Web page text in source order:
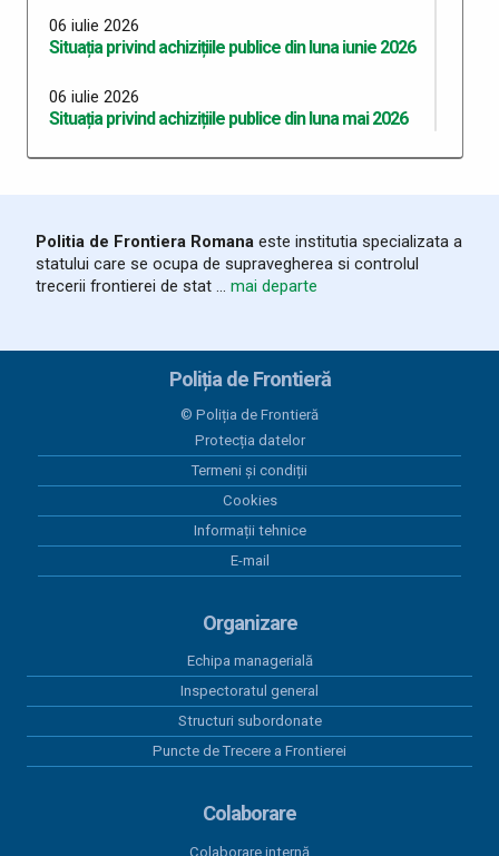
06 iulie 2026
Situația privind achizițiile publice din luna iunie 2026
06 iulie 2026
Situația privind achizițiile publice din luna mai 2026
06 iulie 2026
Situația privind achizițiile publice din luna martie
2026
Program Anual Achiziții Publice 2026 - versiunea 06
Programul Anual al Achizițiilor Publice 2026 -
Centralizatorul achizițiilor publice finalizate prin
încheieri de contracte cu valoare peste 5.000 euro
în perioada 01.01.2026-31.03.2026
Program anual achiziții publice 2026 - versiunea 01
Program anual achiziții publice 2026 - versiunea 04
Politia de Frontiera Romana este institutia specializata a
statului care se ocupa de supravegherea si controlul
trecerii frontierei de stat ... mai departe
Poliția de Frontieră
© Poliția de Frontieră
Protecția datelor
Termeni și condiții
Cookies
Informații tehnice
E-mail
Organizare
Echipa managerială
Inspectoratul general
Structuri subordonate
Puncte de Trecere a Frontierei
Colaborare
Colaborare internă